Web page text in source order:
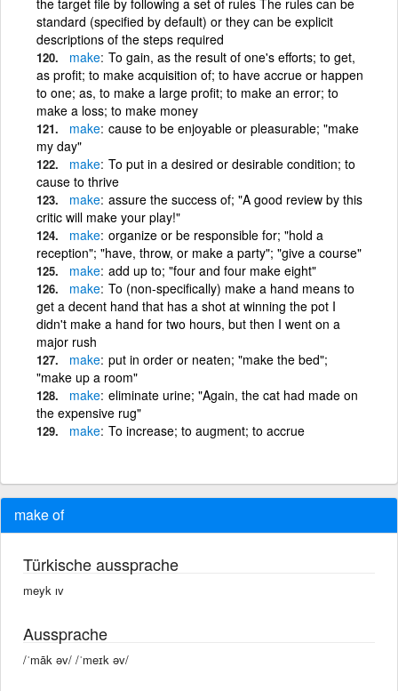
standard (specified by default) or they can be explicit
descriptions of the steps required
make To gain, as the result of one's efforts; to get,
as profit; to make acquisition of; to have accrue or happen
to one; as, to make a large profit; to make an error; to
make a loss; to make money
make cause to be enjoyable or pleasurable; "make
my day"
make To put in a desired or desirable condition; to
cause to thrive
make assure the success of; "A good review by this
critic will make your play!"
make organize or be responsible for; "hold a
reception"; "have, throw, or make a party"; "give a course"
make add up to; "four and four make eight"
make To (non-specifically) make a hand means to
get a decent hand that has a shot at winning the pot I
didn't make a hand for two hours, but then I went on a
major rush
make put in order or neaten; "make the bed";
"make up a room"
make eliminate urine; "Again, the cat had made on
the expensive rug"
make To increase; to augment; to accrue
make of
Türkische aussprache
meyk ıv
Aussprache
/ˈmāk əv/ /ˈmeɪk əv/